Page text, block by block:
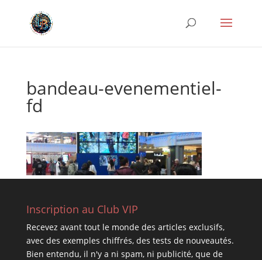
bandeau-evenementiel-
fd
Inscription au Club VIP
Recevez avant tout le monde des articles exclusifs,
avec des exemples chiffrés, des tests de nouveautés.
Bien entendu, il n'y a ni spam, ni publicité, que de